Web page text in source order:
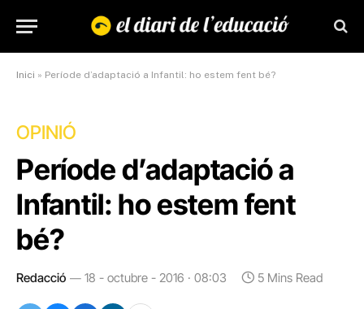
Inici » Període d’adaptació a Infantil: ho estem fent bé?
OPINIÓ
Període d’adaptació a
Infantil: ho estem fent
bé?
Redacció 18 - octubre - 2016 · 08:03 5 Mins Read